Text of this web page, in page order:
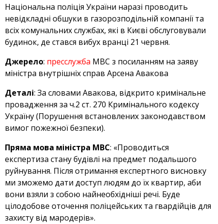
Національна поліція України наразі проводить
невідкладні обшуки в газорозподільній компанії та
всіх комунальних службах, які в Києві обслуговували
будинок, де стався вибух вранці 21 червня.
Джерело: пресслужба МВС з посиланням на заяву
міністра внутрішніх справ Арсена Авакова
Деталі: За словами Авакова, відкрито кримінальне
провадження за ч.2 ст. 270 Кримінального кодексу
Україну (Порушення встановлених законодавством
вимог пожежної безпеки).
Пряма мова міністра МВС: «Проводиться
експертиза стану будівлі на предмет подальшого
руйнування. Після отримання експертного висновку
ми зможемо дати доступ людям до їх квартир, аби
вони взяли з собою найнеобхідніші речі. Буде
цілодобове оточення поліцейських та гвардійців для
захисту від мародерів».